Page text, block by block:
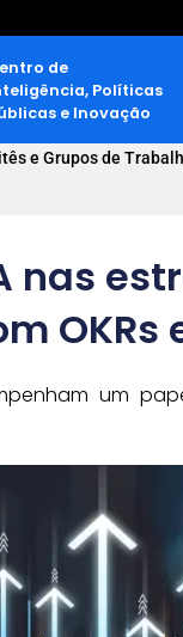
de
Políticas
e Inovação
e Grupos de
nas
OKRs
um